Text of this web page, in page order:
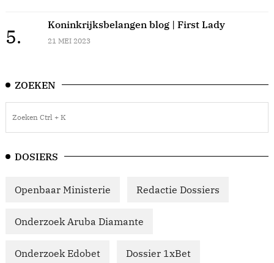
5.
Koninkrijksbelangen blog | First Lady
21 MEI 2023
ZOEKEN
DOSIERS
Openbaar Ministerie Redactie Dossiers
Onderzoek Aruba Diamante
Onderzoek Edobet Dossier 1xBet